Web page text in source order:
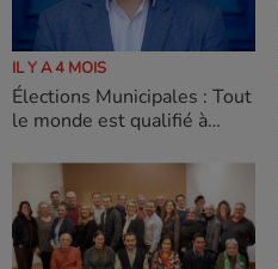
IL Y A 4 MOIS
Élections Municipales : Tout
le monde est qualifié à